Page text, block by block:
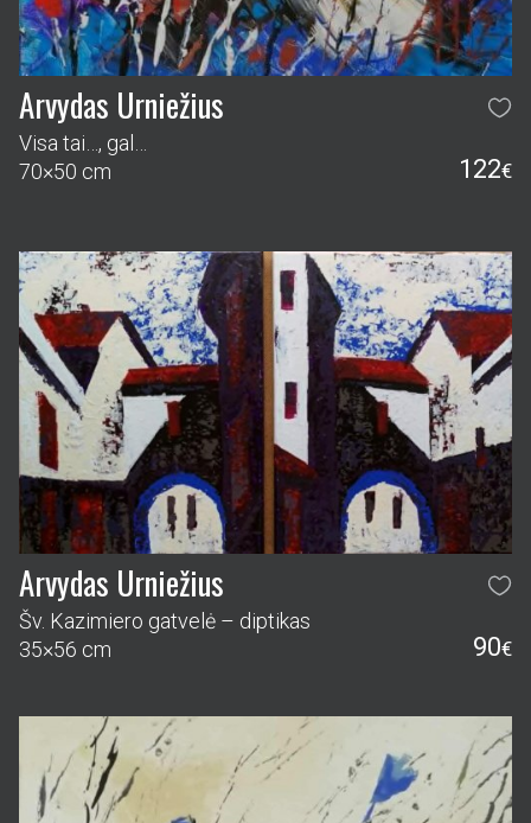
Arvydas Urniežius
Visa tai…, gal…
70×50 cm
122€
Arvydas Urniežius
Šv. Kazimiero gatvelė – diptikas
35×56 cm
90€